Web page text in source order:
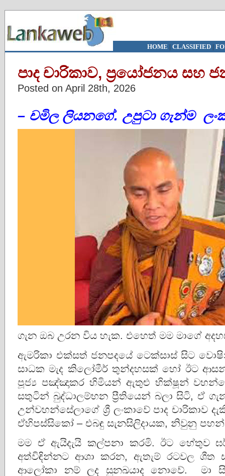
HOME | CLASSIFIED|
පාද චාරිකාව, ප්‍රයෝජනය සහ
Posted on April 28th, 2026
– චමිල ලියනගේ. උපුටා ගැන්ම
ගැන ඔබ උරන විය හැක. එහෙත් මම මාගේ
ඇමරිකා එක්සත් ජනපදයේ ටෙක්සාස් සිට
සාධක මැද කිලෝමීර් තුන්දහසක් හෝ ඊට
පූජ්‍ය පඤ්ඤාකර හිමියන් ඇතුළු භික්ෂූන්
සතුටින් බුද්ධාලම්භන ප්‍රීතියෙන් බලා සිටි, ඒ
උන්වහන්සේලාගේ ශ්‍රී ලංකාවේ පාද චාරිකාව
ඒහිපස්සිකෝ – එබඳු සැනසිලිදායක, නිවුනු
මම ඒ ඇයිදැයි කල්පනා කරමි. ඊට හේතුව
අත්විඳින්නට ආශා කරන, ඇතැම් රටවල ශීත
ආලෝකා නම් ලද සුනඛයාද නොවේ. මා